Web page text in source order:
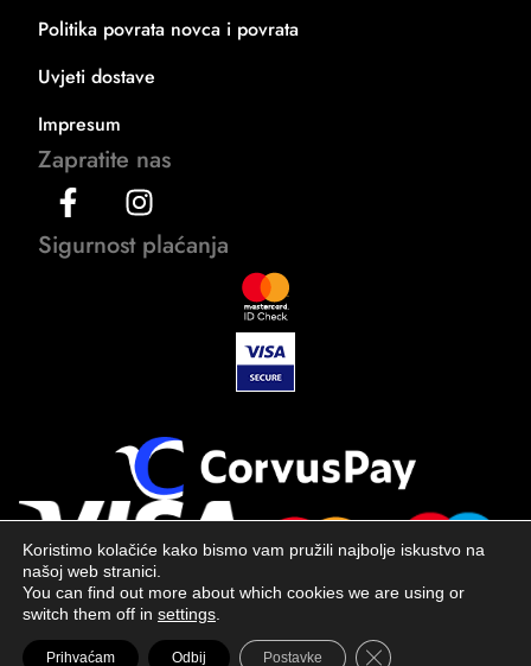
Politika povrata novca i povrata
Uvjeti dostave
Impresum
Zapratite nas
Sigurnost plaćanja
Koristimo kolačiće kako bismo vam pružili najbolje iskustvo na
našoj web stranici.
You can find out more about which cookies we are using or
switch them off in settings
Prihvaćam Odbij Postavke Close GDPR Cookie